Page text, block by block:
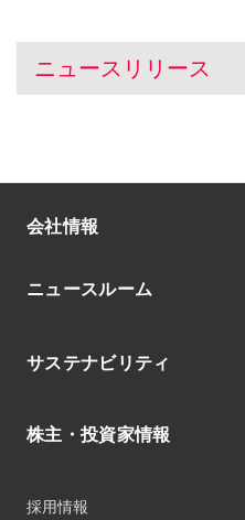
ニュースリリース
会社情報
会社概要
中期経営戦略
役員
事業
ニュースルーム
トピックス
IRニュース
サステナビリティ
環境
ガバナンス
株主・投資家情報
財務ハイライト
採用情報